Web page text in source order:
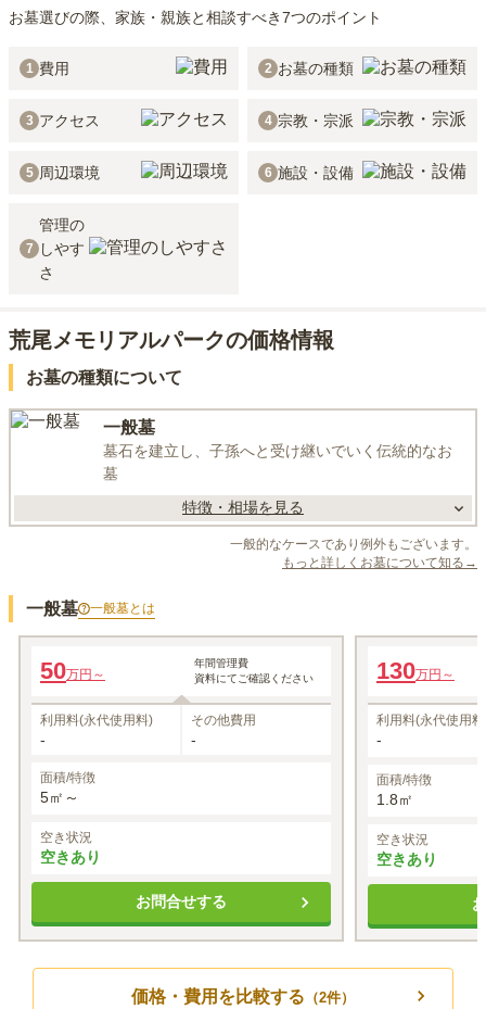
お墓選びの際、家族・親族と相談すべき7つのポイント
1 費用 2 お墓の種類
3 アクセス 4 宗教・宗派
5 周辺環境 6 施設・設備
7
管理の
しやす
さ
荒尾メモリアルパークの価格情報
お墓の種類について
一般墓
墓石を建立し、子孫へと受け継いでいく伝統的なお
墓
特徴・相場を見る
一般的なケースであり例外もございます。
もっと詳しくお墓について知る→
一般墓 一般墓とは
50万円～
年間管理費
資料にてご確認ください
利用料(永代使用料)
-
その他費用
-
面積/特徴
5㎡～
空き状況
空きあり
お問合せする
130万円～
利用料(永代使用
-
面積/特徴
1.8㎡
空き状況
空きあり
価格・費用を比較する （2件）